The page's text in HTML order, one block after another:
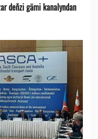
deňzi gämi kanalyndan